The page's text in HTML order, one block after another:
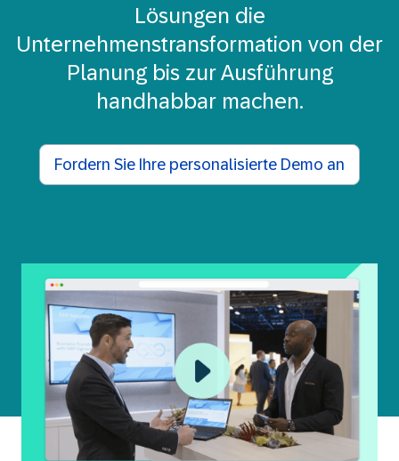
Lösungen die
Unternehmenstransformation von der
Planung bis zur Ausführung
handhabbar machen.
Fordern Sie Ihre personalisierte Demo an